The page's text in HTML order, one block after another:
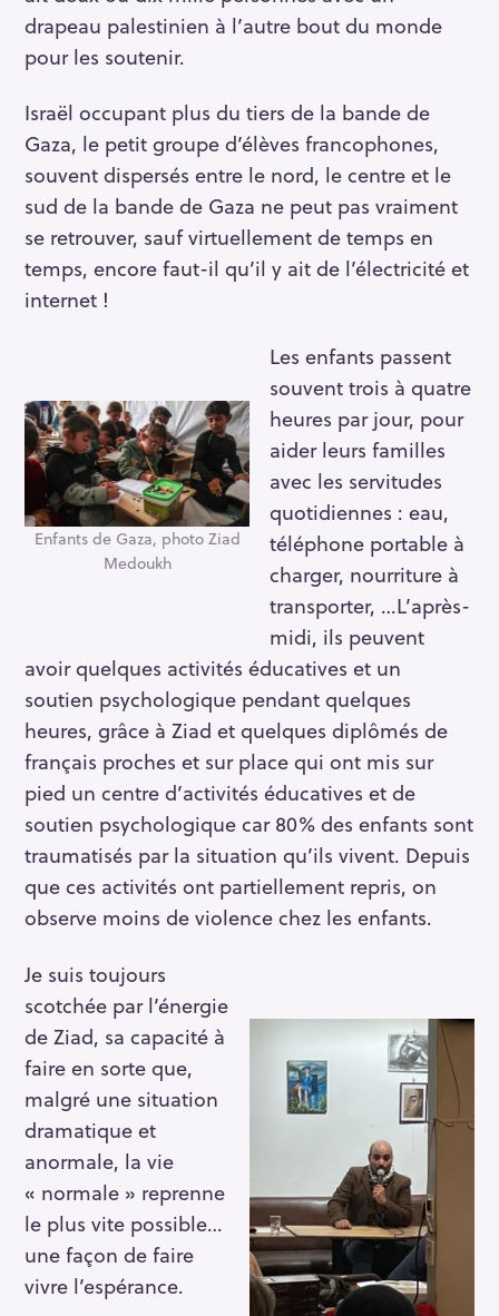
drapeau palestinien à l’autre bout du monde
pour les soutenir.
Israël occupant plus du tiers de la bande de
Gaza, le petit groupe d’élèves francophones,
souvent dispersés entre le nord, le centre et le
sud de la bande de Gaza ne peut pas vraiment
se retrouver, sauf virtuellement de temps en
temps, encore faut-il qu’il y ait de l’électricité et
internet !
Enfants de Gaza, photo Ziad
Medoukh
Les enfants passent
souvent trois à quatre
heures par jour, pour
aider leurs familles
avec les servitudes
quotidiennes : eau,
téléphone portable à
charger, nourriture à
transporter, …L’après-
midi, ils peuvent
avoir quelques activités éducatives et un
soutien psychologique pendant quelques
heures, grâce à Ziad et quelques diplômés de
français proches et sur place qui ont mis sur
pied un centre d’activités éducatives et de
soutien psychologique car 80% des enfants sont
traumatisés par la situation qu’ils vivent. Depuis
que ces activités ont partiellement repris, on
observe moins de violence chez les enfants.
Je suis toujours
scotchée par l’énergie
de Ziad, sa capacité à
faire en sorte que,
malgré une situation
dramatique et
anormale, la vie
« normale » reprenne
le plus vite possible…
une façon de faire
vivre l’espérance.